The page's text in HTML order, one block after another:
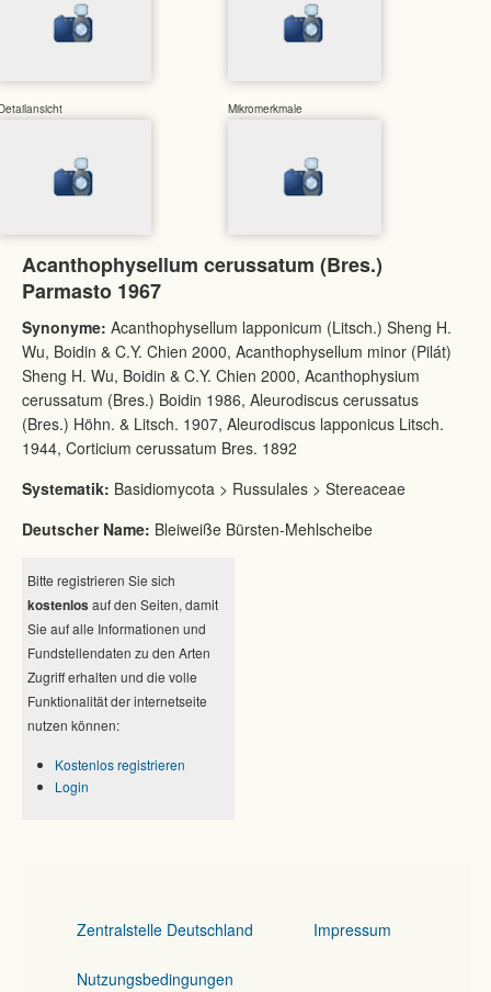
Mikromerkmale
Acanthophysellum cerussatum (Bres.)
Parmasto 1967
Synonyme: Acanthophysellum lapponicum (Litsch.) Sheng H.
Wu, Boidin & C.Y. Chien 2000, Acanthophysellum minor (Pilát)
Sheng H. Wu, Boidin & C.Y. Chien 2000, Acanthophysium
cerussatum (Bres.) Boidin 1986, Aleurodiscus cerussatus
(Bres.) Höhn. & Litsch. 1907, Aleurodiscus lapponicus Litsch.
1944, Corticium cerussatum Bres. 1892
Systematik: Basidiomycota > Russulales > Stereaceae
Deutscher Name: Bleiweiße Bürsten-Mehlscheibe
Bitte registrieren Sie sich
kostenlos auf den Seiten, damit
Sie auf alle Informationen und
Fundstellendaten zu den Arten
Zugriff erhalten und die volle
Funktionalität der internetseite
nutzen können:
Kostenlos registrieren
Login
Zentralstelle Deutschland Impressum
Nutzungsbedingungen